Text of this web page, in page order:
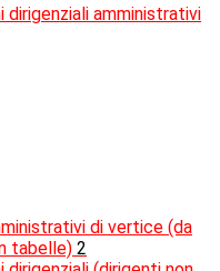
dirigenziali amministrativi
di vertice (da
tabelle) 2